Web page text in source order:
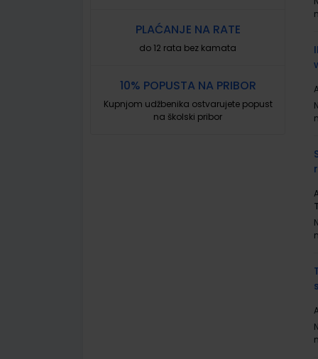
PLAĆANJE NA RATE
do 12 rata bez kamata
10% POPUSTA NA PRIBOR
Kupnjom udžbenika ostvarujete popust
na školski pribor